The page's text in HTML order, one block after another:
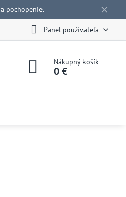
✕
pochopenie.
Panel používateľa
Nákupný košík
0 €